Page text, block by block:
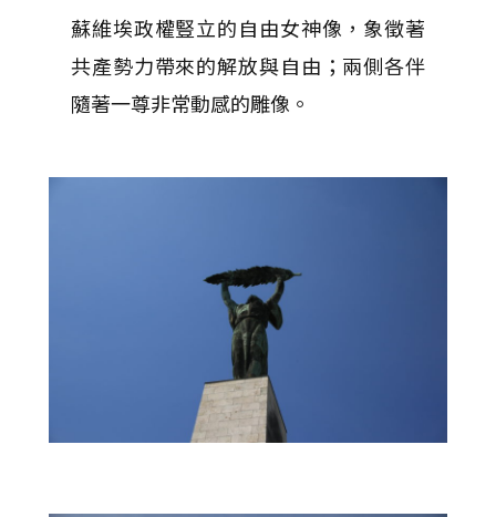
蘇維埃政權豎立的自由女神像，象徵著
共產勢力帶來的解放與自由；兩側各伴
隨著一尊非常動感的雕像。